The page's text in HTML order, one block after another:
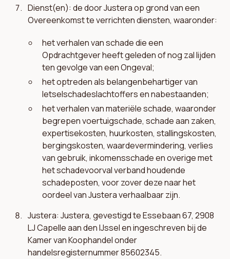
Dienst(en): de door Justera op grond van een
Overeenkomst te verrichten diensten, waaronder:
het verhalen van schade die een
Opdrachtgever heeft geleden of nog zal lijden
ten gevolge van een Ongeval;
het optreden als belangenbehartiger van
letselschadeslachtoffers en nabestaanden;
het verhalen van materiële schade, waaronder
begrepen voertuigschade, schade aan zaken,
expertisekosten, huurkosten, stallingskosten,
bergingskosten, waardevermindering, verlies
van gebruik, inkomensschade en overige met
het schadevoorval verband houdende
schadeposten, voor zover deze naar het
oordeel van Justera verhaalbaar zijn.
Justera: Justera, gevestigd te Essebaan 67, 2908
LJ Capelle aan den IJssel en ingeschreven bij de
Kamer van Koophandel onder
handelsregisternummer 85602345.